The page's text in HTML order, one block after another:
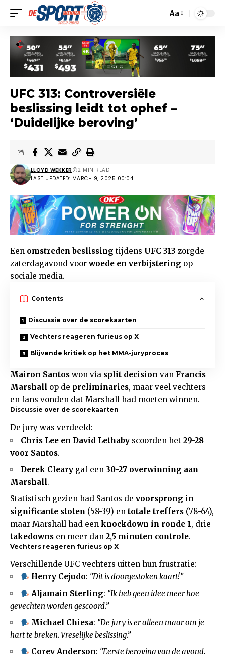
Aa
UFC 313: Controversiële
beslissing leidt tot ophef –
‘Duidelijke beroving’
LAST UPDATED: MARCH 9, 2025 00:04
LLOYD WEKKER 2 MIN READ
Een omstreden beslissing tijdens UFC 313 zorgde
zaterdagavond voor woede en verbijstering op
sociale media.
Contents
Discussie over de scorekaarten
Vechters reageren furieus op X
Blijvende kritiek op het MMA-juryproces
Mairon Santos won via split decision van Francis
Marshall op de preliminaries, maar veel vechters
en fans vonden dat Marshall had moeten winnen.
Discussie over de scorekaarten
De jury was verdeeld:
Chris Lee en David Lethaby scoorden het 29-28
voor Santos.
Derek Cleary gaf een 30-27 overwinning aan
Marshall.
Statistisch gezien had Santos de voorsprong in
significante stoten (58-39) en totale treffers (78-64),
maar Marshall had een knockdown in ronde 1 , drie
takedowns en meer dan 2,5 minuten controle.
Vechters reageren furieus op X
Verschillende UFC-vechters uitten hun frustratie:
Henry Cejudo: “Dit is doorgestoken kaart!”
Aljamain Sterling: “Ik heb geen idee meer hoe
gevechten worden gescoord.”
Michael Chiesa: “De jury is er alleen maar om je
hart te breken. Vreselijke beslissing.”
Corey Anderson: “Eerste beroving van de avond.